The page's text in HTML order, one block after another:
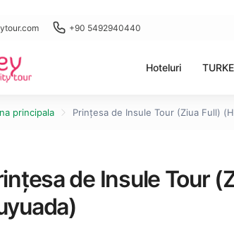
+90 5492940440
Hoteluri
principala Prințesa de Insule Tour (Ziua Full)
de Insule Tour